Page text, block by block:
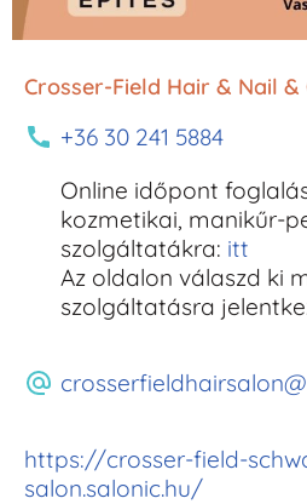
Crosser-Field Hair & Nail &
+36 30 241 5884
Online időpont
kozmetikai, manikűr-
szolgáltatákra: itt
Az oldalon válaszd ki
szolgáltatásra
https://crosser-field-
salon.salonic.hu/